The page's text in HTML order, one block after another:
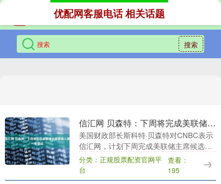
搜索
优配网客服电话 相关话题
信汇网 贝森特：下周将完成美联储主席候选人第一轮面试
美国财政部长斯科特·贝森特对CNBC表示
信汇网，计划下周完成美联储主席候选人
的第一轮面试。 他说，随后将向总统特朗
普提交三到五名候选人的名字。 新浪合作
大平台期....
分类：正规股票配资官网平
台
查看：
195